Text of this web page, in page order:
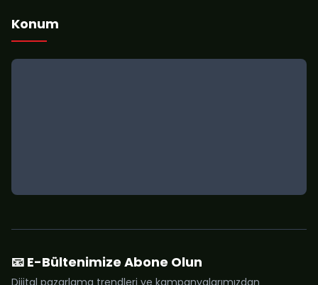
Konum
📧 E-Bültenimize Abone Olun
Dijital pazarlama trendleri ve kampanyalarımızdan